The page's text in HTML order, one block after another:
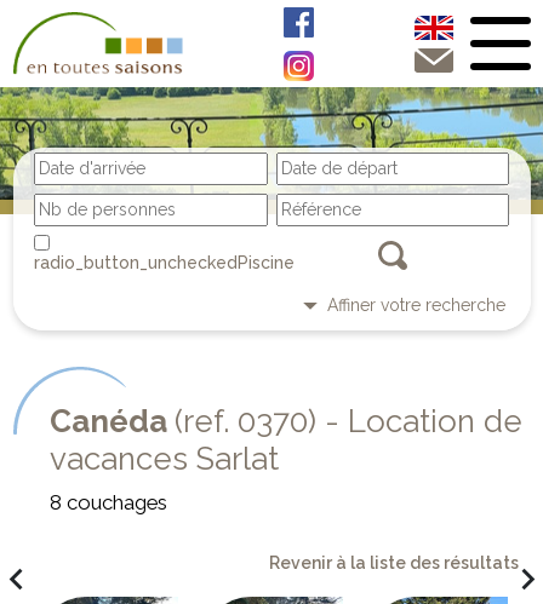
Piscine
Affiner votre recherche
Canéda (ref. 0370) - Location de
vacances Sarlat
8 couchages
Revenir à la liste des résultats